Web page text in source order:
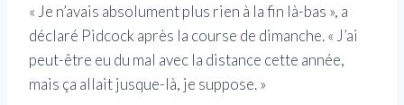
« Je n’avais absolument plus rien à la fin là-bas », a
déclaré Pidcock après la course de dimanche. « J’ai
peut-être eu du mal avec la distance cette année,
mais ça allait jusque-là, je suppose. »